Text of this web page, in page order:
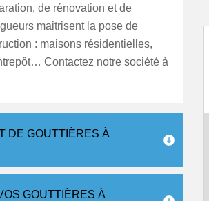
de rénovation et de
maitrisent la pose de
: maisons résidentielles,
Contactez notre société à
DE GOUTTIÈRES À
GOUTTIÈRES À